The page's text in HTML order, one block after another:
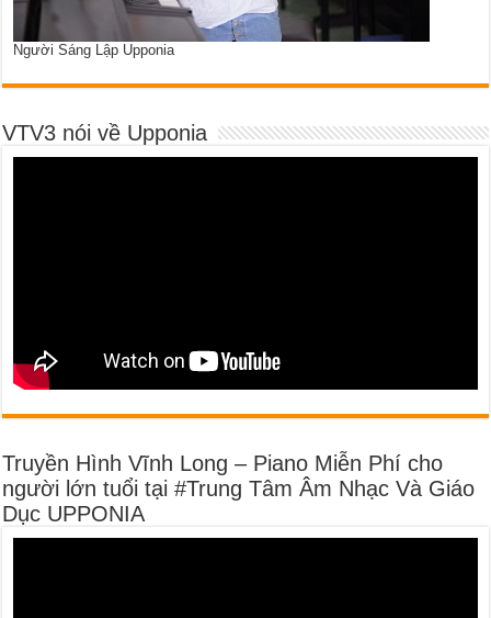
Người Sáng Lập Upponia
VTV3 nói về Upponia
Truyền Hình Vĩnh Long – Piano Miễn Phí cho
người lớn tuổi tại #Trung Tâm Âm Nhạc Và Giáo
Dục UPPONIA